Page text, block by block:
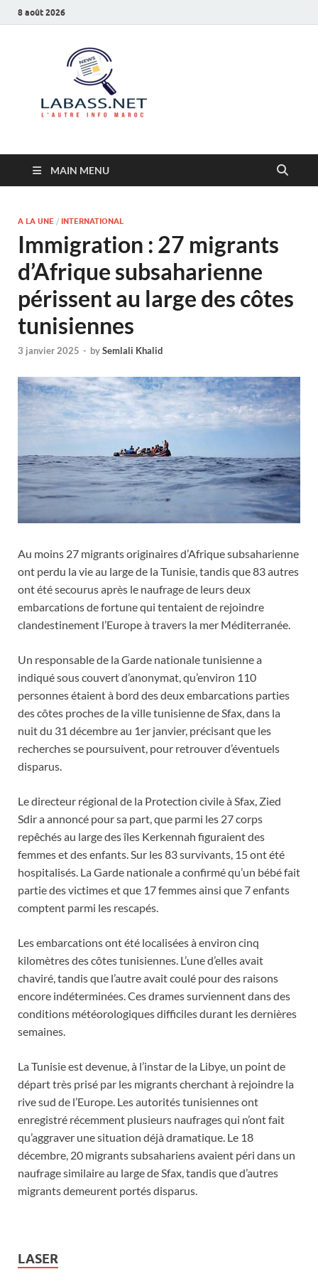
8 août 2026
MAIN MENU
A LA UNE / INTERNATIONAL
Immigration : 27 migrants
d’Afrique subsaharienne
périssent au large des côtes
tunisiennes
3 janvier 2025 - bySemlali Khalid
Au moins 27 migrants originaires d’Afrique subsaharienne
ont perdu la vie au large de la Tunisie, tandis que 83 autres
ont été secourus après le naufrage de leurs deux
embarcations de fortune qui tentaient de rejoindre
clandestinement l’Europe à travers la mer Méditerranée.
Un responsable de la Garde nationale tunisienne a
indiqué sous couvert d’anonymat, qu’environ 110
personnes étaient à bord des deux embarcations parties
des côtes proches de la ville tunisienne de Sfax, dans la
nuit du 31 décembre au 1er janvier, précisant que les
recherches se poursuivent, pour retrouver d’éventuels
disparus.
Le directeur régional de la Protection civile à Sfax, Zied
Sdir a annoncé pour sa part, que parmi les 27 corps
repêchés au large des îles Kerkennah figuraient des
femmes et des enfants. Sur les 83 survivants, 15 ont été
hospitalisés. La Garde nationale a confirmé qu’un bébé fait
partie des victimes et que 17 femmes ainsi que 7 enfants
comptent parmi les rescapés.
Les embarcations ont été localisées à environ cinq
kilomètres des côtes tunisiennes. L’une d’elles avait
chaviré, tandis que l’autre avait coulé pour des raisons
encore indéterminées. Ces drames surviennent dans des
conditions météorologiques difficiles durant les dernières
semaines.
La Tunisie est devenue, à l’instar de la Libye, un point de
départ très prisé par les migrants cherchant à rejoindre la
rive sud de l’Europe. Les autorités tunisiennes ont
enregistré récemment plusieurs naufrages qui n’ont fait
qu’aggraver une situation déjà dramatique. Le 18
décembre, 20 migrants subsahariens avaient péri dans un
naufrage similaire au large de Sfax, tandis que d’autres
migrants demeurent portés disparus.
LASER